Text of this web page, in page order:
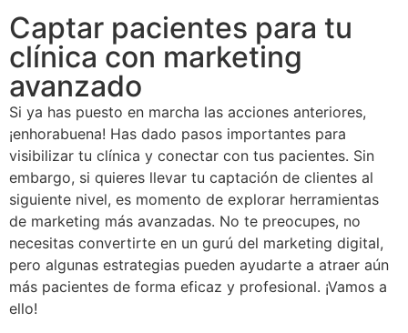
Captar pacientes para tu
clínica con marketing
avanzado
Si ya has puesto en marcha las acciones anteriores,
¡enhorabuena! Has dado pasos importantes para
visibilizar tu clínica y conectar con tus pacientes. Sin
embargo, si quieres llevar tu captación de clientes al
siguiente nivel, es momento de explorar herramientas
de marketing más avanzadas. No te preocupes, no
necesitas convertirte en un gurú del marketing digital,
pero algunas estrategias pueden ayudarte a atraer aún
más pacientes de forma eficaz y profesional. ¡Vamos a
ello!